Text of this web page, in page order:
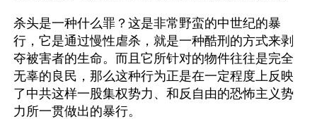
杀头是一种什么罪？这是非常野蛮的中世纪的暴
行，它是通过慢性虐杀，就是一种酷刑的方式来剥
夺被害者的生命。而且它所针对的物件往往是完全
无辜的良民，那么这种行为正是在一定程度上反映
了中共这样一股集权势力、和反自由的恐怖主义势
力所一贯做出的暴行。